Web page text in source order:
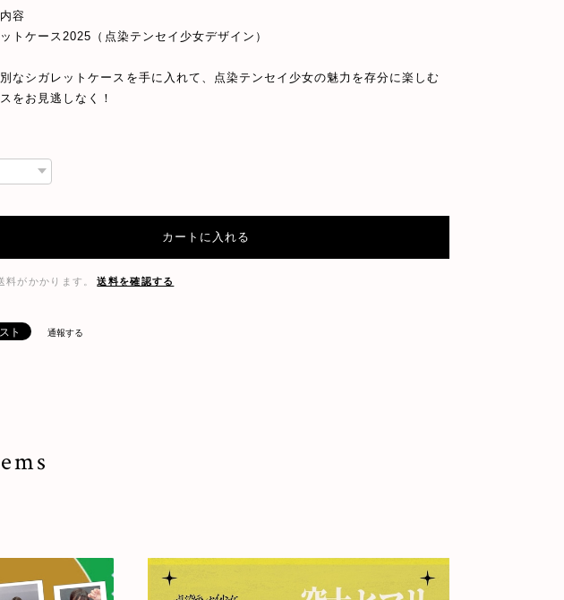
容
トケース2025（点染テンセイ少女デザイン）
なシガレットケースを手に入れて、点染テンセイ少女の魅力を存分に楽しむ
をお見逃しなく！
カートに入れる
がかかります。 送料を確認する
通報する